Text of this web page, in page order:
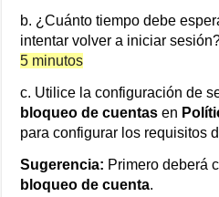
b. ¿Cuánto tiempo debe
intentar volver a iniciar
5 minutos
c. Utilice la configuración de
bloqueo de cuentas en
para configurar los requisitos
Sugerencia: Primero deberá
bloqueo de cuenta.